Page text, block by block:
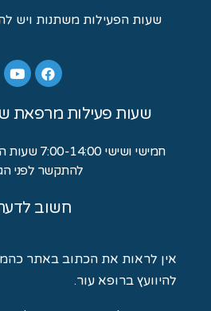
שעות הפעילות משתנות ויש
שעות פעילות מרפאת
חמישי
להתקשר לפני
חשוב
אין לראות את הכתוב באתר
להיוועץ ברופא עור.